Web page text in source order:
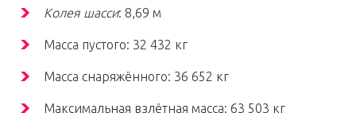
Колея шасси: 8,69 м
Масса пустого: 32 432 кг
Масса снаряжённого: 36 652 кг
Максимальная взлётная масса: 63 503 кг